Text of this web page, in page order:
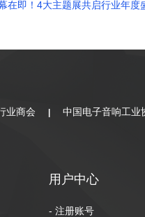
在即！4大主题展共启行业年度
业商会 中国电子音响工业
用户中心
- 注册账号